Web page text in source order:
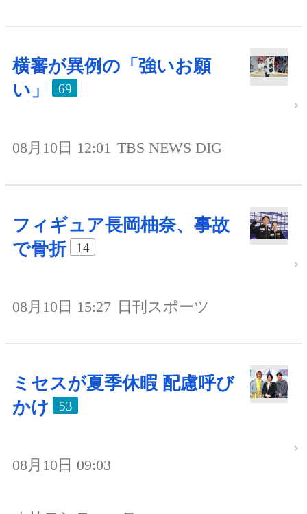
横審が異例の「強いお願
い」
69
08月10日 12:01 TBS NEWS DIG
フィギュア長岡柚奈、事故
で骨折
14
08月10日 15:27 日刊スポーツ
ミセスが夏季休暇 配慮呼び
かけ
53
08月10日 09:03